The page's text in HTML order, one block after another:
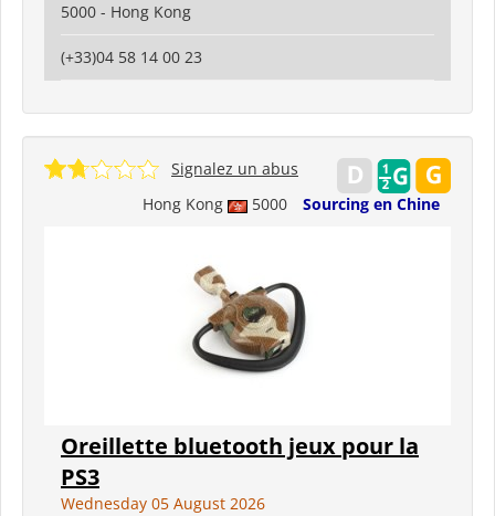
5000 - Hong Kong
(+33)04 58 14 00 23
Hong Kong 5000 Sourcing en Chine
Signalez un abus
Oreillette bluetooth jeux pour la
PS3
Wednesday 05 August 2026